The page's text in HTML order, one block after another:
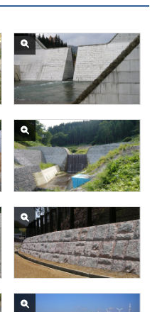
国交省新庄河川事務所発注
「本道寺沢砂防堰堤工事」
国土交通省新庄河川事務所発
注
「工藤沢砂防堰堤工事」
山形県最上総合支庁発注
「上河原急傾斜地崩壊防止工
事」